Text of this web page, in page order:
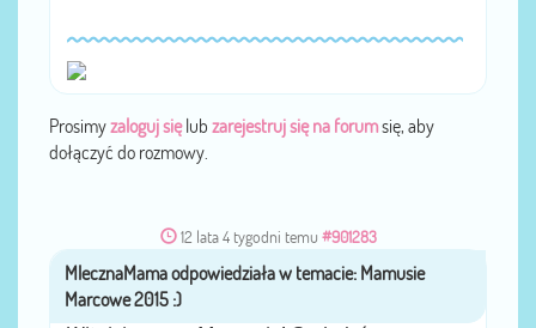
Prosimyzaloguj sięlub zarejestruj się na forumsię, aby
dołączyć do rozmowy.
12 lata 4 tygodni temu #901283
przezMlecznaMama